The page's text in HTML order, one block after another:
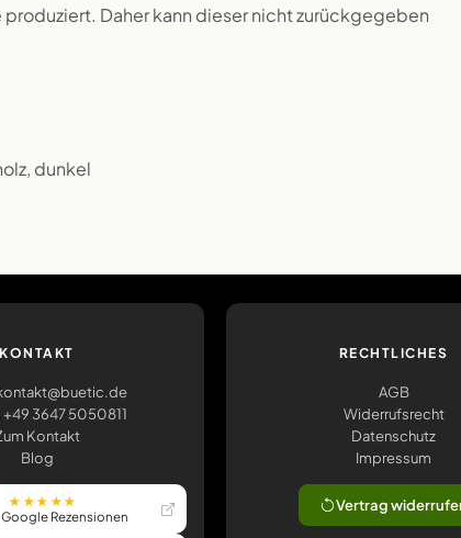
Daher kann dieser nicht zurückgegeben
dunkel
KONTAKT
3647 5050811
Kontakt
Blog
★★★★★
Google Rezensionen
RECHTLICHES
AGB
Widerrufsrecht
Datenschutz
Impressum
Vertrag